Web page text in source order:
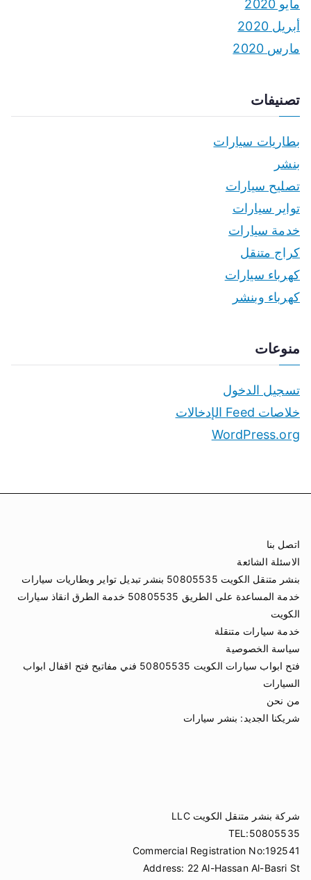
مايو 2020
أبريل 2020
مارس 2020
تصنيفات
بطاريات سيارات
بنشر
تصليح سيارات
تواير سيارات
خدمة سيارات
كراج متنقل
كهرباء سيارات
كهرباء وبنشر
منوعات
تسجيل الدخول
خلاصات Feed الإدخالات
WordPress.org
اتصل بنا
الاسئلة الشائعة
بنشر متنقل الكويت 50805535 بنشر تبديل تواير وبطاريات سيارات
خدمة المساعدة على الطريق 50805535 خدمة الطرق انقاذ سيارات
الكويت
خدمة سيارات متنقلة
سياسة الخصوصية
فتح ابواب سيارات الكويت 50805535 فني مفاتيح فتح اقفال ابواب
السيارات
من نحن
شريكنا الجديد: بنشر سيارات
شركة بنشر متنقل الكويت LLC
TEL:50805535
Commercial Registration No:192541
Address: 22 Al-Hassan Al-Basri St